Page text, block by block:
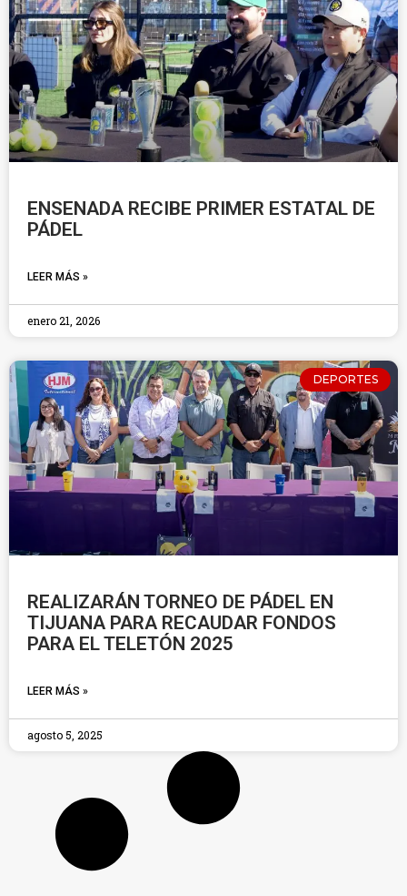
ENSENADA RECIBE PRIMER ESTATAL DE
PÁDEL
LEER MÁS »
enero 21, 2026
DEPORTES
REALIZARÁN TORNEO DE PÁDEL EN
TIJUANA PARA RECAUDAR FONDOS
PARA EL TELETÓN 2025
LEER MÁS »
agosto 5, 2025